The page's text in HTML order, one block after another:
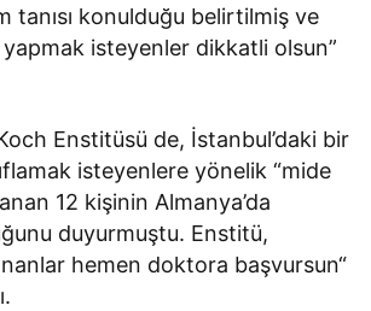
tanısı konulduğu belirtilmiş ve
isteyenler dikkatli olsun”
Enstitüsü de, İstanbul’daki bir
isteyenlere yönelik “mide
12 kişinin Almanya’da
duyurmuştu. Enstitü,
hemen doktora başvursun“